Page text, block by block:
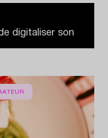
digitaliser son